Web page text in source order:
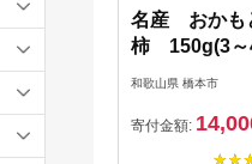
名産 おかも
柿 150g(3～
パック_あん
ーツ 干果物
かもと 個包
和歌山県 橋本市
寄付金額: